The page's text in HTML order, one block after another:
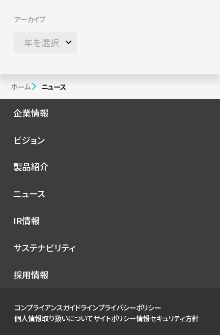
アーカイブ
ホーム ニュース
企業情報
会社概要
ビジョン
トップメッセージ
製品紹介
コンセプト
シノプスのこだわり
ニュース
プレスリリース
イベント
お知らせ
IR情報
IRニュース
財務ハイライト
IRライブラリ
サステナビリティ
環境
ガバナンス
採用情報
コンプライアンスガイドラインプライバシーポリシー
個人情報取り扱いについてサイトポリシー情報セキュリティ方針